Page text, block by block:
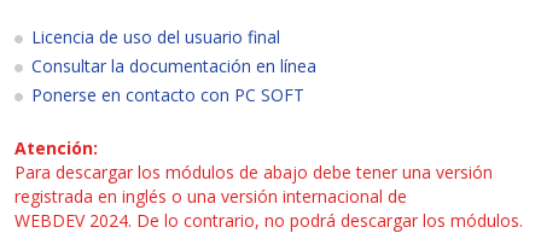
Licencia de uso del usuario final
Consultar la documentación en línea
Ponerse en contacto con PC SOFT
Atención:
Para descargar los módulos de abajo debe tener una versión
registrada en inglés o una versión internacional de
WEBDEV 2024. De lo contrario, no podrá descargar los módulos.